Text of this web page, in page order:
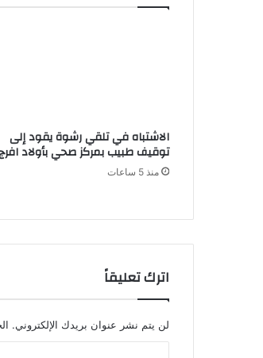
الاشتباه في تلقي رشوة يقود إلى
توقيف طبيب بمركز صحي بأولاد
منذ 5 ساعات
اترك تعليقاً
لن يتم نشر عنوان بريدك الإلكتروني.